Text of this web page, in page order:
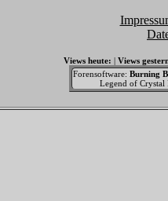
Views heute: | Views
Forensoftware: Burning
Legend of